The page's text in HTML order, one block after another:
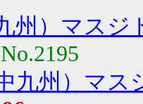
州）マスジ
No.2195
九州）マス